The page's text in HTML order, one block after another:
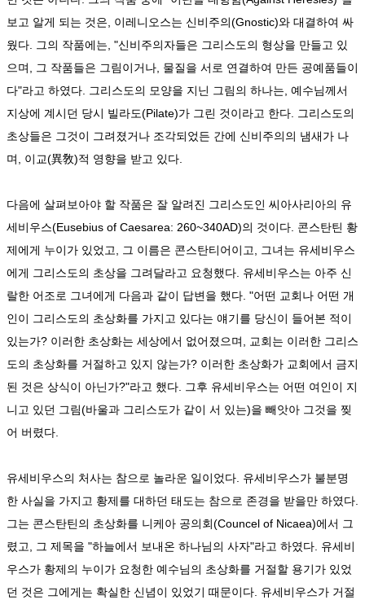
보고 알게 되는 것은, 이레니오스는 신비주의(Gnostic)와 대결하여 싸
웠다. 그의 작품에는, "신비주의자들은 그리스도의 형상을 만들고 있
으며, 그 작품들은 그림이거나, 물질을 서로 연결하여 만든 공예품들이
다"라고 하였다. 그리스도의 모양을 지닌 그림의 하나는, 예수님께서
지상에 계시던 당시 빌라도(Pilate)가 그린 것이라고 한다. 그리스도의
초상들은 그것이 그려졌거나 조각되었든 간에 신비주의의 냄새가 나
며, 이교(異敎)적 영향을 받고 있다.
다음에 살펴보아야 할 작품은 잘 알려진 그리스도인 씨아사리아의 유
세비우스(Eusebius of Caesarea: 260~340AD)의 것이다. 콘스탄틴 황
제에게 누이가 있었고, 그 이름은 콘스탄티어이고, 그녀는 유세비우스
에게 그리스도의 초상을 그려달라고 요청했다. 유세비우스는 아주 신
랄한 어조로 그녀에게 다음과 같이 답변을 했다. "어떤 교회나 어떤 개
인이 그리스도의 초상화를 가지고 있다는 얘기를 당신이 들어본 적이
있는가? 이러한 초상화는 세상에서 없어졌으며, 교회는 이러한 그리스
도의 초상화를 거절하고 있지 않는가? 이러한 초상화가 교회에서 금지
된 것은 상식이 아닌가?"라고 했다. 그후 유세비우스는 어떤 여인이 지
니고 있던 그림(바울과 그리스도가 같이 서 있는)을 빼앗아 그것을 찢
어 버렸다.
유세비우스의 처사는 참으로 놀라운 일이었다. 유세비우스가 불분명
한 사실을 가지고 황제를 대하던 태도는 참으로 존경을 받을만 하였다.
그는 콘스탄틴의 초상화를 니케아 공의회(Councel of Nicaea)에서 그
렸고, 그 제목을 "하늘에서 보내온 하나님의 사자"라고 하였다. 유세비
우스가 황제의 누이가 요청한 예수님의 초상화를 거절할 용기가 있었
던 것은 그에게는 확실한 신념이 있었기 때문이다. 유세비우스가 거절